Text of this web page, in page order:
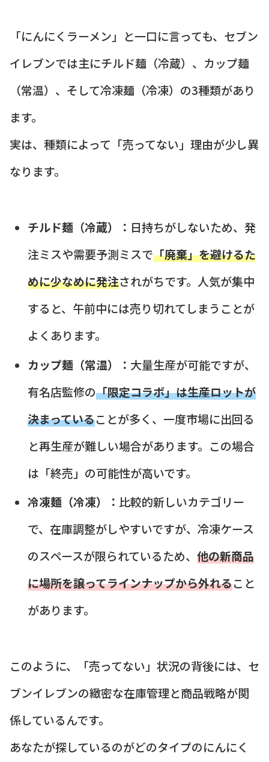
「にんにくラーメン」と一口に言っても、セブン
イレブンでは主にチルド麺（冷蔵）、カップ麺
（常温）、そして冷凍麺（冷凍）の3種類があり
ます。
実は、種類によって「売ってない」理由が少し異
なります。
チルド麺（冷蔵）： 日持ちがしないため、発
注ミスや需要予測ミスで「廃棄」を避けるた
めに少なめに発注されがちです。人気が集中
すると、午前中には売り切れてしまうことが
よくあります。
カップ麺（常温）： 大量生産が可能ですが、
有名店監修の「限定コラボ」は生産ロットが
決まっていることが多く、一度市場に出回る
と再生産が難しい場合があります。この場合
は「終売」の可能性が高いです。
冷凍麺（冷凍）： 比較的新しいカテゴリー
で、在庫調整がしやすいですが、冷凍ケース
のスペースが限られているため、 他の新商品
に場所を譲ってラインナップから外れること
があります。
このように、「売ってない」状況の背後には、セ
ブンイレブンの緻密な在庫管理と商品戦略が関
係しているんです。
あなたが探しているのがどのタイプのにんにく